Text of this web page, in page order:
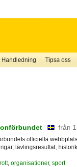
Handledning Tipsa oss
från
officiella
tävlingsresultat,
, organisationer, sport